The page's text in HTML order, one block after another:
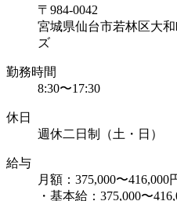
〒984-0042
宮城県仙台市若林区大
ズ
勤務時間
8:30〜17:30
休日
週休二日制（土・日）
給与
月額：375,000〜416,000
・基本給：375,000〜